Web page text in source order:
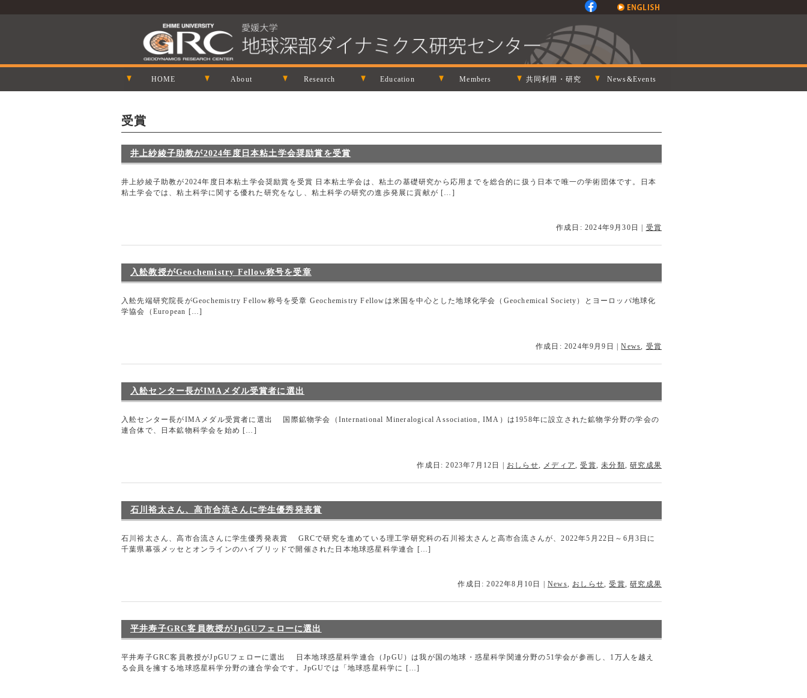
HOME About Research Education Members 共同利用・研究 News&Events
受賞
井上紗綾子助教が2024年度日本粘土学会奨励賞を受賞
井上紗綾子助教が2024年度日本粘土学会奨励賞を受賞 日本粘土学会は、粘土の基礎研究から応用までを総合的に扱う日本で唯一の学術団体です。日本
粘土学会では、粘土科学に関する優れた研究をなし、粘土科学の研究の進歩発展に貢献が […]
作成日: 2024年9月30日 受賞
入舩教授がGeochemistry Fellow称号を受章
入舩先端研究院長がGeochemistry Fellow称号を受章 Geochemistry Fellowは米国を中心とした地球化学会（Geochemical Society）とヨーロッパ地球化
学協会（European […]
作成日: 2024年9月9日 |News, 受賞
入舩センター長がIMAメダル受賞者に選出
入舩センター長がIMAメダル受賞者に選出 国際鉱物学会（International Mineralogical Association, IMA）は1958年に設立された鉱物学分野の学会の
連合体で、日本鉱物科学会を始め […]
作成日: 2023年7月12日 おしらせ, メディア,受賞,未分類,研究成果
石川裕太さん、高市合流さんに学生優秀発表賞
石川裕太さん、高市合流さんに学生優秀発表賞 GRCで研究を進めている理工学研究科の石川裕太さんと高市合流さんが、2022年5月22日～6月3日に
千葉県幕張メッセとオンラインのハイブリッドで開催された日本地球惑星科学連合 […]
作成日: 2022年8月10日 News, おしらせ,受賞,研究成果
平井寿子GRC客員教授がJpGUフェローに選出
平井寿子GRC客員教授がJpGUフェローに選出 日本地球惑星科学連合（JpGU）は我が国の地球・惑星科学関連分野の51学会が参画し、1万人を越え
る会員を擁する地球惑星科学分野の連合学会です。JpGUでは「地球惑星科学に […]